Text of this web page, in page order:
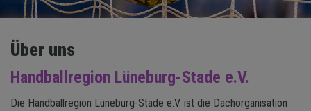
Über uns
Handballregion Lüneburg-Stade e.V.
Die Handballregion Lüneburg-Stade e.V. ist die Dachorganisation